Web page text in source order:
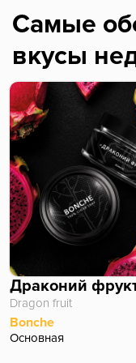
Самые
вкусы
Драконий
Dragon fruit
Bonche
Основная